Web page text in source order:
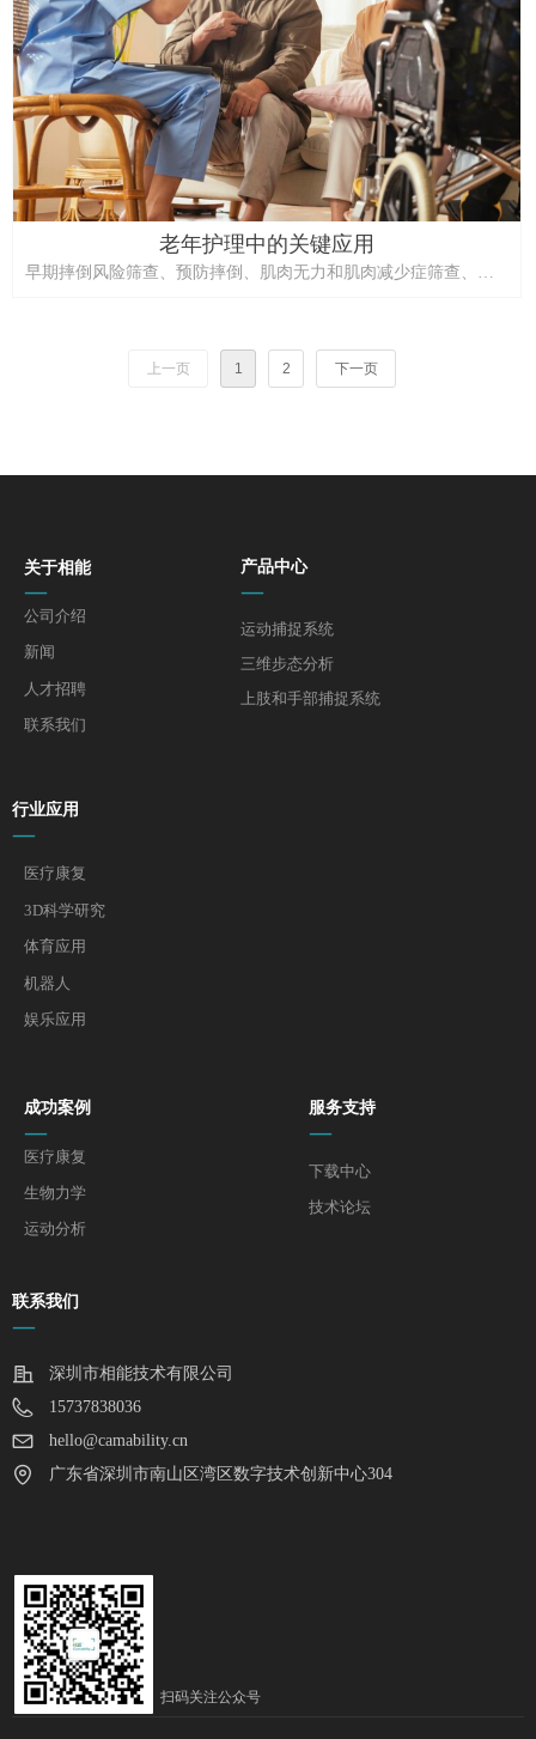
老年护理中的关键应用
早期摔倒风险筛查、预防摔倒、肌肉无力和肌肉减少症筛查、痴
上一页 1 2 下一页
公司介绍
新闻
人才招聘
联系我们
关于相能
—
产品中心
—
运动捕捉系统
三维步态分析
上肢和手部捕捉系统
行业应用
—
医疗康复
3D科学研究
体育应用
机器人
娱乐应用
成功案例
—
医疗康复
生物力学
运动分析
服务支持
—
下载中心
技术论坛
扫码关注公众号
联系我们
—
深圳市相能技术有限公司
15737838036
hello@camability.cn
广东省深圳市南山区湾区数字技术创新中心304